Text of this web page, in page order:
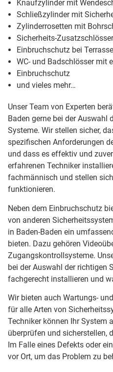
Knaufzylinder mit
Schließzylinder mit
Zylinderrosetten mit
Sicherheits-Zusatzschlösser
Einbruchschutz bei
WC- und Badschlösser mit
Einbruchschutz
und vieles mehr…
Unser Team von Experten
Baden gerne bei der Auswahl
Systeme. Wir stellen sicher,
spezifischen Anforderungen
und dass es effektiv und
erfahrenen Techniker
fachmännisch und stellen
funktionieren.
Neben dem Einbruchschutz
von anderen
in Baden-Baden ein
bieten. Dazu gehören
Zugangskontrollsysteme.
bei der Auswahl der richtigen
fachgerecht installieren und
Wir bieten auch Wartungs-
für alle Arten von
Techniker können Ihr System
überprüfen und sicherstellen,
Im Falle eines Defekts oder
vor Ort, um das Problem zu